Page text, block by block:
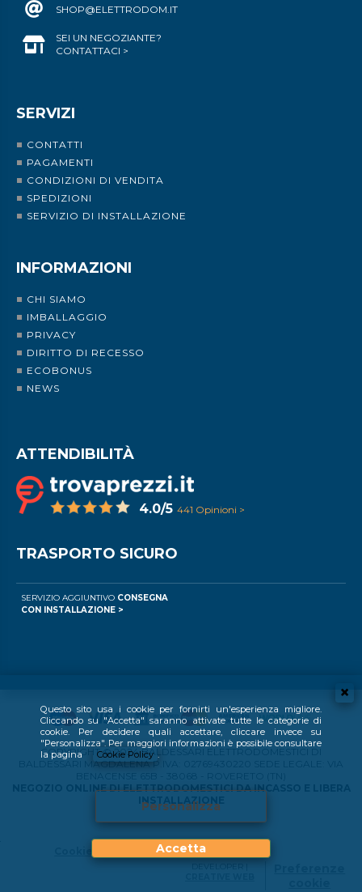
Questo sito usa i cookie per fornirti un'esperienza migliore.
Cliccando su "Accetta" saranno attivate tutte le categorie di
cookie. Per decidere quali accettare, cliccare invece su
"Personalizza". Per maggiori informazioni è possibile consultare
la pagina
Cookie Policy .
Personalizza
Accetta
SHOP@ELETTRODOM.IT
SEI UN NEGOZIANTE?
CONTATTACI >
SERVIZI
CONTATTI
PAGAMENTI
CONDIZIONI DI VENDITA
SPEDIZIONI
SERVIZIO DI INSTALLAZIONE
INFORMAZIONI
CHI SIAMO
IMBALLAGGIO
PRIVACY
DIRITTO DI RECESSO
ECOBONUS
NEWS
ATTENDIBILITÀ
4.0/5 441 Opinioni >
TRASPORTO SICURO
SERVIZIO AGGIUNTIVO CONSEGNA
CON INSTALLAZIONE >
COPYRIGHT © 2024 BALDESSARI ELETTRODOMESTICI DI
BALDESSARI MAGDALENA P.IVA: 02769430220 SEDE LEGALE: VIA
NEGOZIO ONLINE DI ELETTRODOMESTICI DA INCASSO E LIBERA
INSTALLAZIONE
DEVELOPER |